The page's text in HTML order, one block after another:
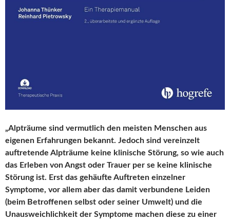
„Alpträume sind vermutlich den meisten Menschen aus
eigenen Erfahrungen bekannt. Jedoch sind vereinzelt
auftretende Alpträume keine klinische Störung, so wie auch
das Erleben von Angst oder Trauer per se keine klinische
Störung ist. Erst das gehäufte Auftreten einzelner
Symptome, vor allem aber das damit verbundene Leiden
(beim Betroffenen selbst oder seiner Umwelt) und die
Unausweichlichkeit der Symptome machen diese zu einer